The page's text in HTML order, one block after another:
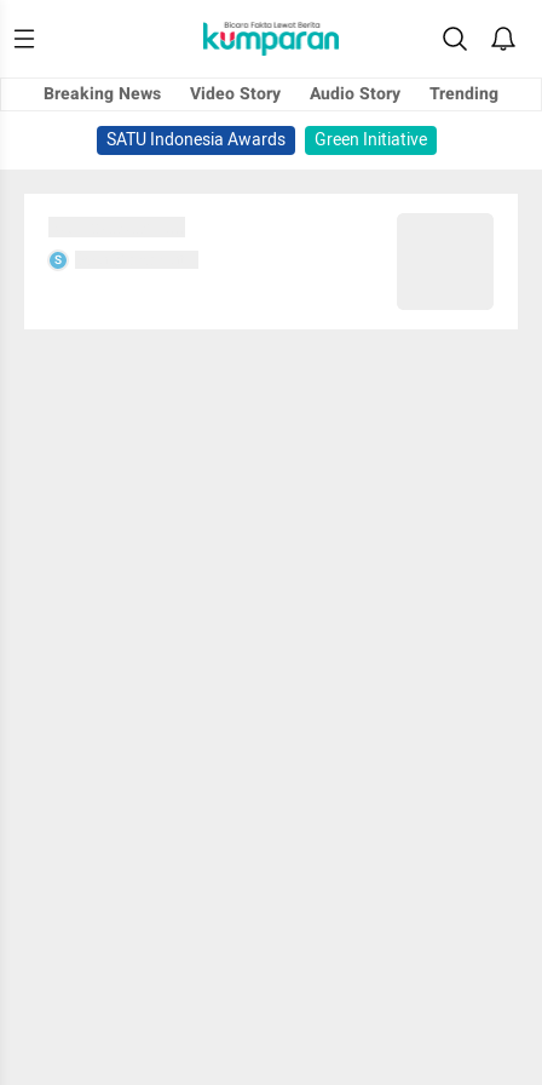
Breaking News Video Story Audio Story
Trending
SATU Indonesia Awards
Green Initiative
S